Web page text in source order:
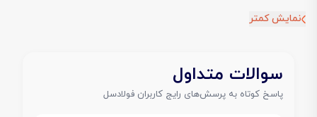
نمایش کمتر
سوالات متداول
پاسخ کوتاه به پرسش‌های رایج کاربران فولادسل